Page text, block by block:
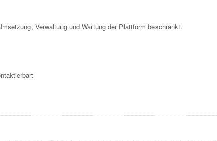
Verwaltung und Wartung der Plattform beschränkt.